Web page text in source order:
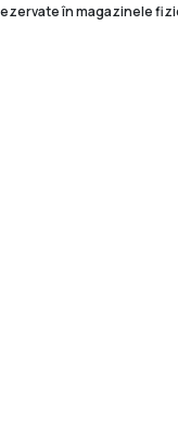
în magazinele